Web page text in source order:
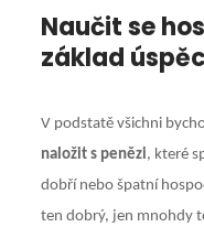
Naučit se
základ
V podstatě všichni
naložit s penězi, které
dobří nebo špatní
ten dobrý, jen mnohdy